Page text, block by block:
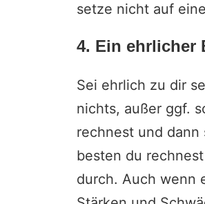
setze nicht auf
4. Ein ehrlicher
Sei ehrlich zu dir
nichts, außer ggf.
rechnest und
besten du
durch. Auch wenn